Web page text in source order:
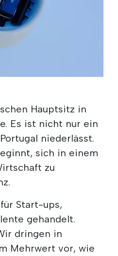
Hauptsitz in
Es ist nicht nur ein
niederlässt.
sich in einem
zu
Start-ups,
gehandelt.
dringen in
Mehrwert vor, wie